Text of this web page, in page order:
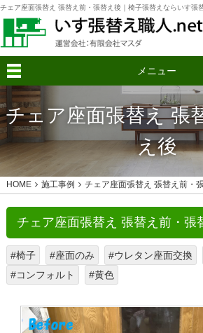
チェア座面張替え 張替え前・張替え後｜椅子張替えならいす張
メニュー
チェア座面張替え 張
え後
HOME 施工事例 チェア座面張替え 張替え前・
チェア座面張替え 張替え前・張
#椅子 #座面のみ #ウレタン座面交換
#コンフォルト
#黄色